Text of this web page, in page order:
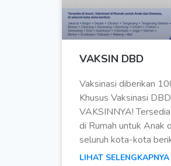
VAKSIN DBD
Vaksinasi diberikan
Khusus Vaksinasi
VAKSINNYA!
di Rumah untuk Anak
seluruh kota-kota
LIHAT SELENGKAPNYA